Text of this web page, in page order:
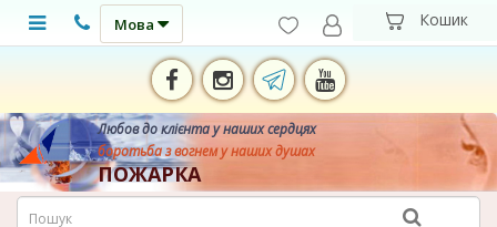
Мова
Любов до клієнта у наших сердцях
боротьба з вогнем у наших душах
ПОЖАРКА